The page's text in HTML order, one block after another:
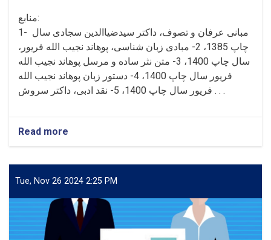
منابع:
1- مبانی عرفان و تصوف، داکتر سیدضیاالدین سجادی سال
چاپ 1385، 2- مبادی زبان شناسی، پوهاند نجیب الله فریور،
سال چاپ 1400، 3- متن نثر ساده و مرسل پوهاند نجیب الله
فریور سال چاپ 1400، 4- دستور زبان پوهاند نجیب الله
فریور سال چاپ 1400، 5- نقد ادبی، داکتر سروش . . .
Read more
Tue, Nov 26 2024 2:25 PM